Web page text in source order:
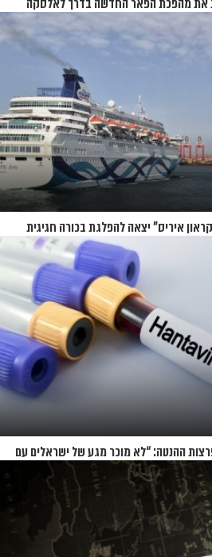
איריס" יצאה להפלגת בכורה חגיגית
ההנטה: “לא מוכר מגע של ישראלים עם